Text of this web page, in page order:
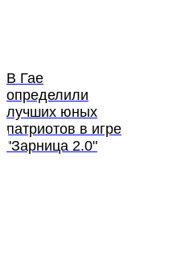
В Гае
определили
лучших юных
патриотов в игре
"Зарница 2.0"